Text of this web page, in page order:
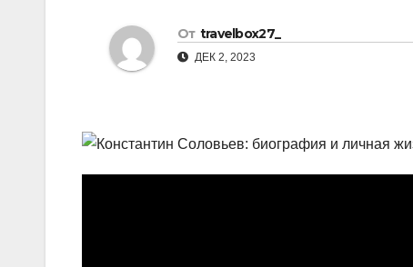
От travelbox27_
ДЕК 2, 2023